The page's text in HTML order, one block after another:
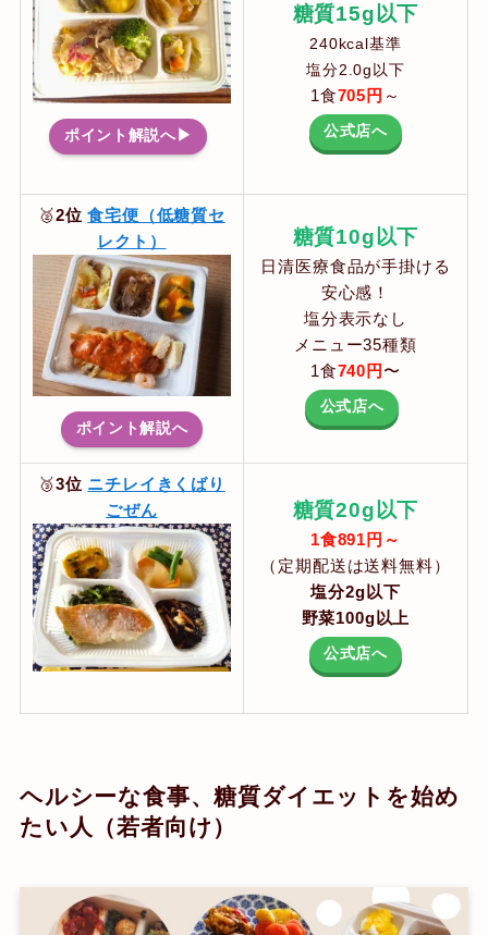
ポイント解説へ▶
糖質15g以下
240kcal基準
塩分2.0g以下
1食705円 ～
公式店へ
🥈2位 食宅便（低糖質セ
レクト）
ポイント解説へ
糖質10g以下
日清医療食品が手掛ける
安心感！
塩分表示なし
メニュー35種類
1食740円 〜
公式店へ
🥉3位 ニチレイきくばり
ごぜん
糖質20g以下
1食891円～
（定期配送は送料無料）
塩分2g以下
野菜100g以上
公式店へ
ヘルシーな食事、糖質ダイエットを始め
たい人（若者向け）